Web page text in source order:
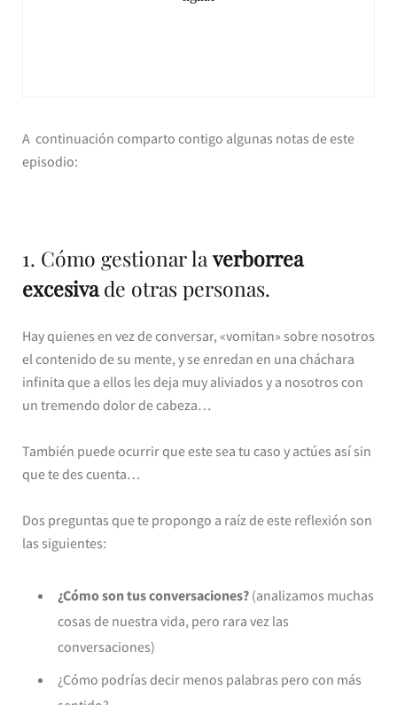
A continuación comparto contigo algunas notas de este
episodio:
1. Cómo gestionar la verborrea
excesivade otras personas.
Hay quienes en vez de conversar, «vomitan» sobre nosotros
el contenido de su mente, y se enredan en una cháchara
infinita que a ellos les deja muy aliviados y a nosotros con
un tremendo dolor de cabeza…
También puede ocurrir que este sea tu caso y actúes así sin
que te des cuenta…
Dos preguntas que te propongo a raíz de este reflexión son
las siguientes:
¿Cómo son tus conversaciones? (analizamos muchas
cosas de nuestra vida, pero rara vez las
conversaciones)
¿Cómo podrías decir menos palabras pero con más